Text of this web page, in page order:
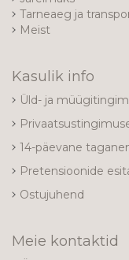
Tarneaeg ja
Meist
Kasulik info
Üld- ja
14-päevane
Pretensioonide
Ostujuhend
Meie kontaktid